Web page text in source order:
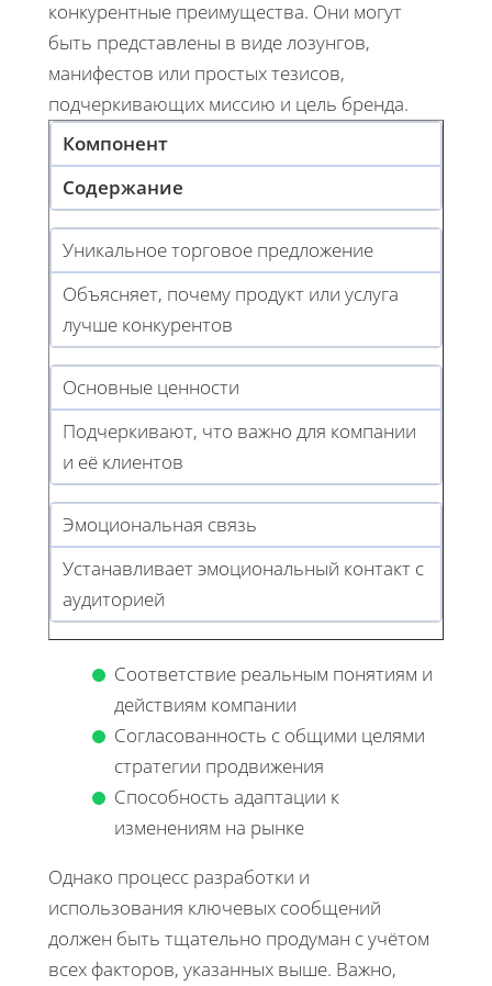
конкурентные преимущества. Они могут
быть представлены в виде лозунгов,
манифестов или простых тезисов,
подчеркивающих миссию и цель бренда.
Компонент
Содержание
Уникальное торговое предложение
Объясняет, почему продукт или услуга
лучше конкурентов
Основные ценности
Подчеркивают, что важно для компании
и её клиентов
Эмоциональная связь
Устанавливает эмоциональный контакт с
аудиторией
Соответствие реальным понятиям и
действиям компании
Согласованность с общими целями
стратегии продвижения
Способность адаптации к
изменениям на рынке
Однако процесс разработки и
использования ключевых сообщений
должен быть тщательно продуман с учётом
всех факторов, указанных выше. Важно,